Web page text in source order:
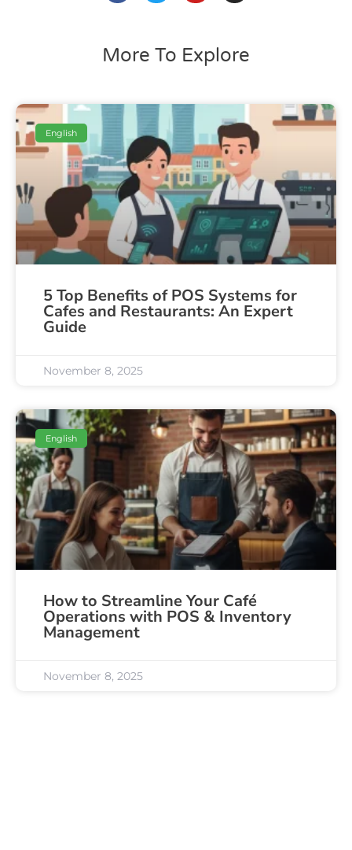
More To Explore
English
5 Top Benefits of POS Systems for
Cafes and Restaurants: An Expert
Guide
November 8, 2025
English
How to Streamline Your Café
Operations with POS & Inventory
Management
November 8, 2025